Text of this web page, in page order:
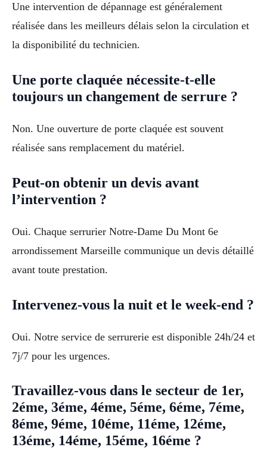
Une intervention de dépannage est généralement
réalisée dans les meilleurs délais selon la circulation et
la disponibilité du technicien.
Une porte claquée nécessite-t-elle
toujours un changement de serrure ?
Non. Une ouverture de porte claquée est souvent
réalisée sans remplacement du matériel.
Peut-on obtenir un devis avant
l’intervention ?
Oui. Chaque serrurier Notre-Dame Du Mont 6e
arrondissement Marseille communique un devis détaillé
avant toute prestation.
Intervenez-vous la nuit et le week-end ?
Oui. Notre service de serrurerie est disponible 24h/24 et
7j/7 pour les urgences.
Travaillez-vous dans le secteur de 1er,
2éme, 3éme, 4éme, 5éme, 6éme, 7éme,
8éme, 9éme, 10éme, 11éme, 12éme,
13éme, 14éme, 15éme, 16éme ?